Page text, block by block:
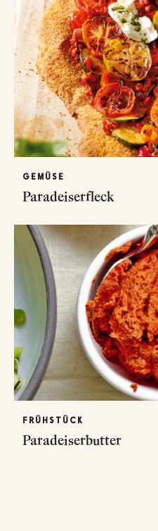
GEMÜSE
Paradeiserfleck
FRÜHSTÜCK
Paradeiserbutter